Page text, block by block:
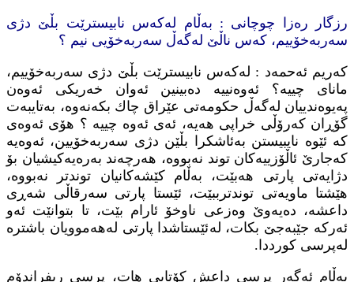
رزگار ره‌زا چوچانی : به‌ڵام له‌كه‌س نابیسترێت بڵێ دژی
سه‌ربه‌خۆییم، كه‌س ناڵێ له‌گه‌ڵ سه‌ربه‌خۆیی نیم ؟
كه‌ریم ئه‌حمه‌د : له‌كه‌س نابیسترێت بڵێ دژی سه‌ربه‌خۆییم،
مانای چییه‌؟ ئه‌وه‌نییه‌ ده‌بینین ئه‌وان خه‌ریكی ئه‌وه‌ن
په‌یوه‌ندییان له‌گه‌ڵ حكومه‌تی عێراق چاك بكه‌نه‌وه‌، به‌تایبه‌ت
گۆڕان كه‌رۆڵی خراپی هه‌یه‌، ئه‌ی ئه‌وه‌ چییه‌ ؟ هۆی ئه‌وه‌ی
كه‌ ئێوه‌ نایبیستن به‌ئاشكرا بڵێن دژی سه‌ربه‌خۆیین، ئه‌وه‌یه‌
كه‌جارێ ئاڵۆزییه‌كان توند نه‌بووه‌، هه‌رچه‌ند به‌ره‌یه‌كیشیان بۆ
دژایه‌تی پارتی هه‌بێت، به‌ڵام كێشه‌كانیان توندتر نه‌بووه‌،
هێشتا ماویه‌تی توندترببێت، ئێستا پارتی سه‌رقاڵی شه‌ڕی
داعشه‌، ده‌یه‌وێ وه‌زعی ناوخۆ ئارام بێت، تا بتوانێت ئه‌و
ئه‌ركه‌ جێبه‌جێ بكات، له‌ئێستاشدا پارتی له‌هه‌موویان باشتره‌
له‌پرسی كورددا.
به‌ڵام ئه‌گه‌ر پرسی داعش كۆتایی هات، پرسی ریفراندۆم